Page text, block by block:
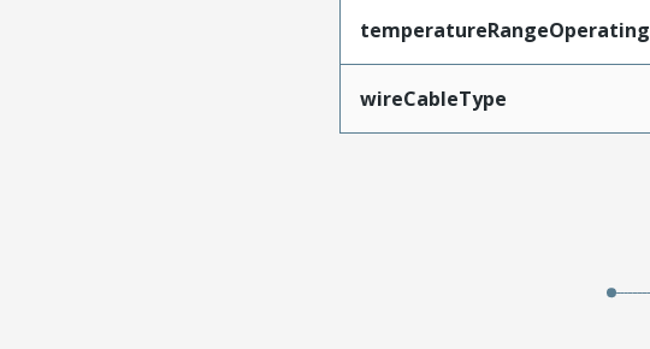
temperatureRangeOperating
wireCableType